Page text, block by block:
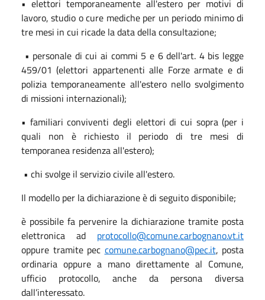
• elettori temporaneamente all'estero per motivi di
lavoro, studio o cure mediche per un periodo minimo di
tre mesi in cui ricade la data della consultazione;
• personale di cui ai commi 5 e 6 dell'art. 4 bis legge
459/01 (elettori appartenenti alle Forze armate e di
polizia temporaneamente all'estero nello svolgimento
di missioni internazionali);
• familiari conviventi degli elettori di cui sopra (per i
quali non è richiesto il periodo di tre mesi di
temporanea residenza all'estero);
• chi svolge il servizio civile all'estero.
Il modello per la dichiarazione è di seguito disponibile;
è possibile fa pervenire la dichiarazione tramite posta
elettronica ad protocollo@comune.carbognano.vt.it
oppure tramite pec comune.carbognano@pec.it, posta
ordinaria oppure a mano direttamente al Comune,
ufficio protocollo, anche da persona diversa
dall’interessato.